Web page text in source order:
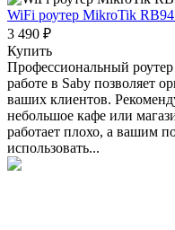
WiFi роутер MikroTik
3 490 ₽
Купить
Профессиональный
работе в Saby позволяет
ваших клиентов.
небольшое кафе или
работает плохо, а вашим
использовать...